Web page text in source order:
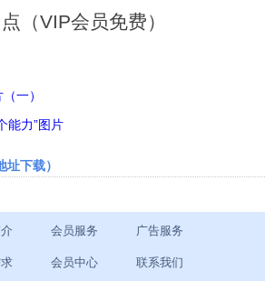
（VIP会员免费）
一）
能力”图片
下载）
会员服务 广告服务
会员中心 联系我们